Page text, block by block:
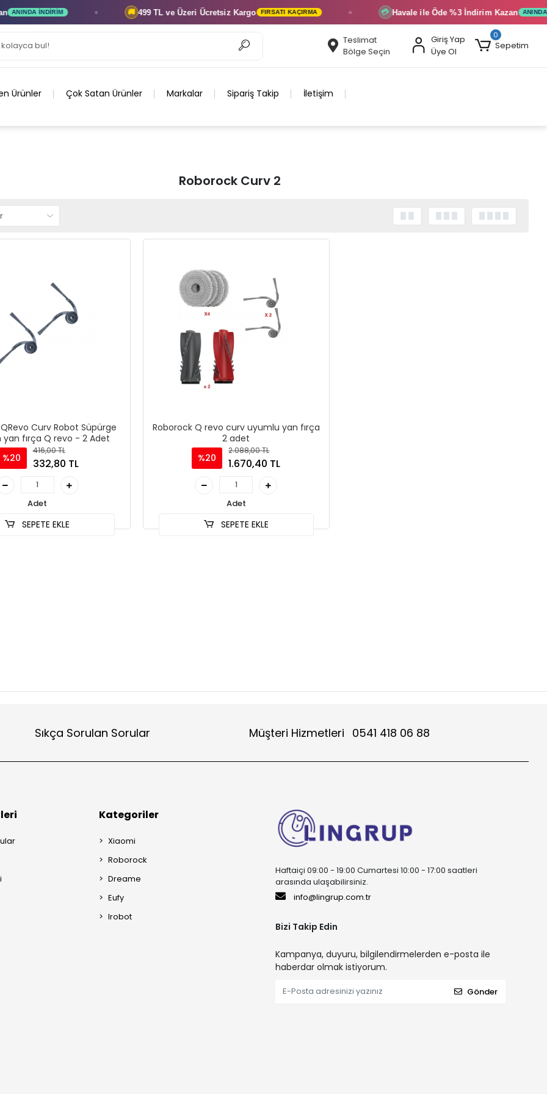
İNDIRIM 499 TL ve ÜzeriÜcretsiz Kargo FIRSATI KAÇIRMA Havale ile Öde%3 İndirimKazan ANINDA
Teslimat
Bölge Seçin
Giriş Yap
Üye Ol
0
Sepetim
Ürünler Çok Satan Ürünler Markalar Sipariş Takip İletişim
Roborock Curv 2
Curv Robot Süpürge
fırça Q revo - 2 Adet
%20
416,00 TL
332,80 TL
Adet
SEPETE EKLE
Roborock Q revo curv uyumlu yan fırça
2 adet
%20
2.088,00 TL
1.670,40 TL
Adet
SEPETE EKLE
Sıkça Sorulan Sorular Müşteri Hizmetleri 0541 418 06 88
Kategoriler
Xiaomi
Roborock
Dreame
Eufy
Irobot
Haftaiçi 09:00 - 19:00 Cumartesi 10:00 - 17:00 saatleri
arasında ulaşabilirsiniz.
info@lingrup.com.tr
Bizi Takip Edin
Kampanya, duyuru, bilgilendirmelerden e-posta ile
haberdar olmak istiyorum.
Gönder